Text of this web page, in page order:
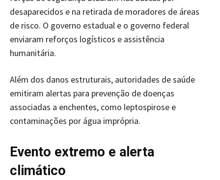
desaparecidos e na retirada de moradores de áreas
de risco. O governo estadual e o governo federal
enviaram reforços logísticos e assistência
humanitária.
Além dos danos estruturais, autoridades de saúde
emitiram alertas para prevenção de doenças
associadas a enchentes, como leptospirose e
contaminações por água imprópria.
Evento extremo e alerta
climático